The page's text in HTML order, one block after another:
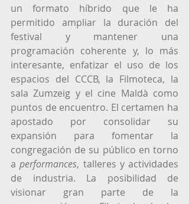
un formato híbrido que le ha
permitido ampliar la duración del
festival y mantener una
programación coherente y, lo más
interesante, enfatizar el uso de los
espacios del CCCB, la Filmoteca, la
sala Zumzeig y el cine Maldà como
puntos de encuentro. El certamen ha
apostado por consolidar su
expansión para fomentar la
congregación de su público en torno
a performances, talleres y actividades
de industria. La posibilidad de
visionar gran parte de la